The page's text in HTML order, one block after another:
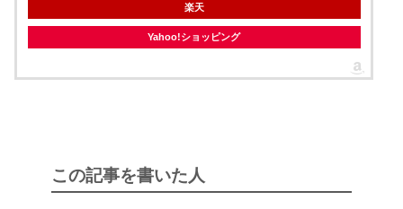
楽天
Yahoo!ショッピング
この記事を書いた人